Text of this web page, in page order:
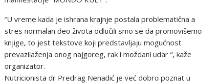
“U vreme kada je ishrana krajnje postala problematična a
stres normalan deo života odlučili smo se da promovišemo
knjige, to jest tekstove koji predstavljaju mogućnost
prevazilaženja onog najgoreg, rak i moždani udar “, kaže
organizator.
Nutricionista dr Predrag Nenadić je već dobro poznat u